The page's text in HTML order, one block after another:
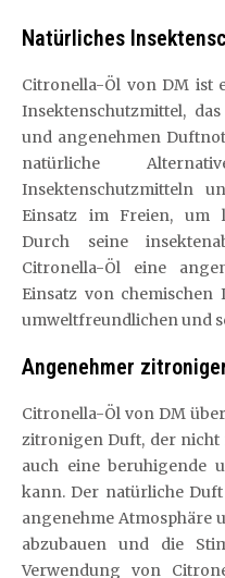
Natürliches
Citronella-Öl von DM ist
Insektenschutzmittel,
und angenehmen
natürliche
Insektenschutzmitteln
Einsatz im Freien, um
Durch seine
Citronella-Öl eine
Einsatz von
umweltfreundlichen und
Angenehmer
Citronella-Öl von DM
zitronigen Duft, der
auch eine beruhigende
kann. Der natürliche
angenehme Atmosphäre
abzubauen und die
Verwendung von